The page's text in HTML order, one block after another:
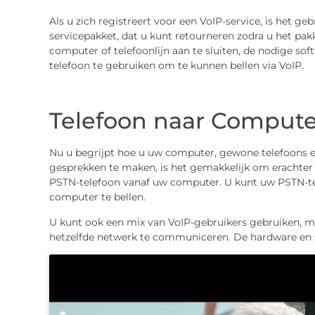
Als u zich registreert voor een VoIP-service, is het
servicepakket, dat u kunt retourneren zodra u het
computer of telefoonlijn aan te sluiten, de nodige
telefoon te gebruiken om te kunnen bellen via VoIP.
Telefoon naar
Nu u begrijpt hoe u uw computer, gewone telefoons
gesprekken te maken, is het gemakkelijk om
PSTN-telefoon vanaf uw computer. U kunt uw
computer te bellen.
U kunt ook een mix van VoIP-gebruikers gebruiken,
hetzelfde netwerk te communiceren. De hardware